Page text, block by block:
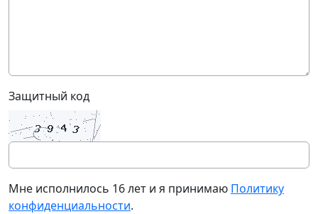
Защитный код
Мне исполнилось 16 лет и я принимаю Политику
конфиденциальности.